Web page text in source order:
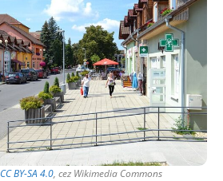
CC BY-SA 4.0, cez Wikimedia Commons